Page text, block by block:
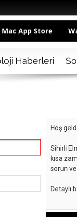
Mac App Store
Haberleri
Hoş
Sihirli
kısa
sorun ve
Detaylı